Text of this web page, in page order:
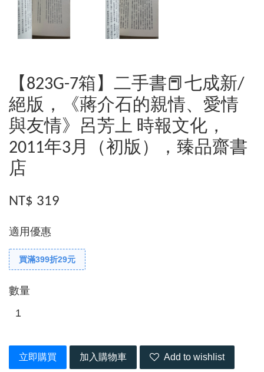
【823G-7箱】二手書📕七成新/
絕版，《蔣介石的親情、愛情
與友情》呂芳上 時報文化，
2011年3月（初版），臻品齋書
店
NT$ 319
適用優惠
買滿399折29元
數量
立即購買 加入購物車 Add to wishlist